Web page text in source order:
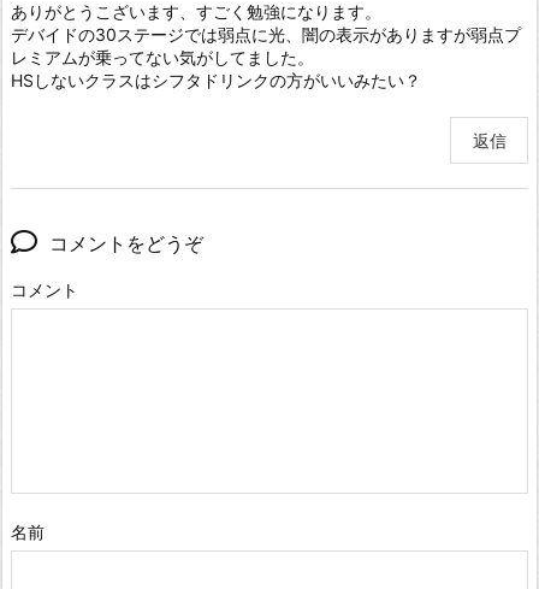
ありがとうこざいます、すごく勉強になります。
デバイドの30ステージでは弱点に光、闇の表示がありますが弱点プ
レミアムが乗ってない気がしてました。
HSしないクラスはシフタドリンクの方がいいみたい？
返信
コメントをどうぞ
コメント
名前